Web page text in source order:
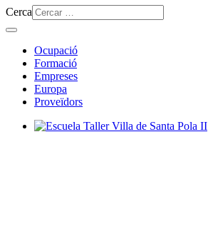
Cerca
Ocupació
Formació
Empreses
Europa
Proveïdors